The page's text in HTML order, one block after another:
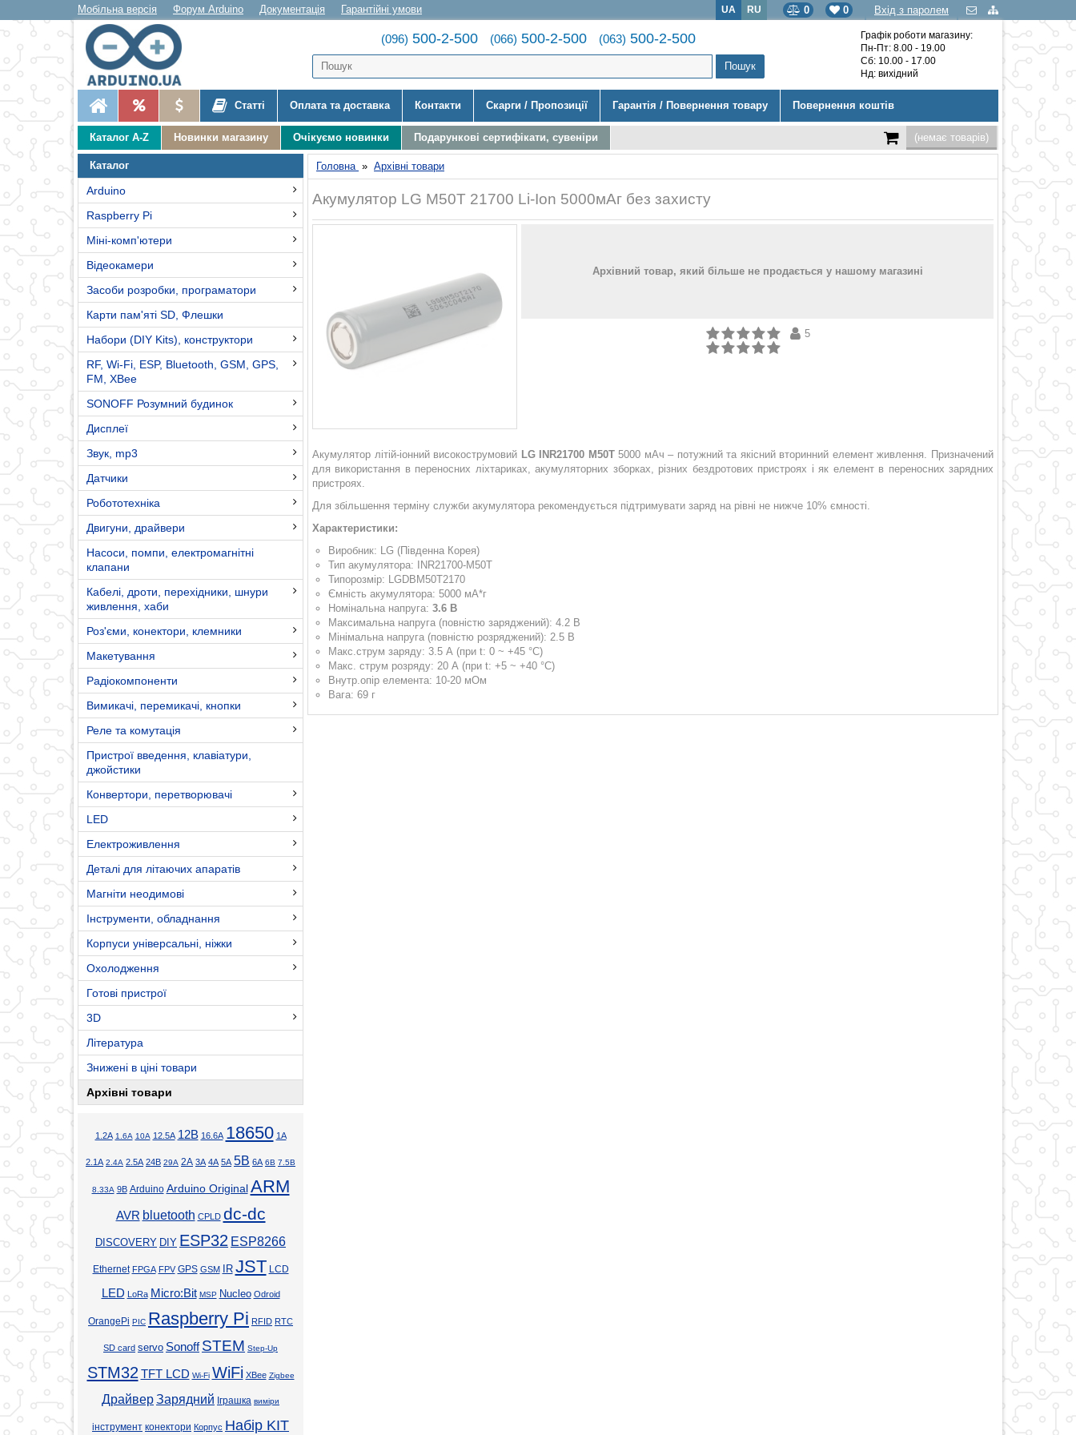
Мобільна версія Форум Arduino Документація Гарантійні умови Вхід з паролем
0
0
UA RU
(096) 500-2-500 (066) 500-2-500 (063) 500-2-500
Графік роботи магазину:
Пн-Пт: 8.00 - 19.00
Сб: 10.00 - 17.00
Нд: вихідний
Статті Оплата та доставка Контакти Скарги / Пропозиції Гарантія / Повернення товару Повернення коштів
Каталог A-Z Новинки магазину Очікуємо новинки Подарункові сертифікати, сувеніри (немає товарів)
Каталог
Arduino
Raspberry Pi
Міні-комп'ютери
Відеокамери
Засоби розробки, програматори
Карти пам'яті SD, Флешки
Набори (DIY Kits), конструктори
RF, Wi-Fi, ESP, Bluetooth, GSM, GPS,
FM, XBee
SONOFF Розумний будинок
Дисплеї
Звук, mp3
Датчики
Робототехніка
Двигуни, драйвери
Насоси, помпи, електромагнітні
клапани
Кабелі, дроти, перехідники, шнури
живлення, хаби
Роз'єми, конектори, клемники
Макетування
Радіокомпоненти
Вимикачі, перемикачі, кнопки
Реле та комутація
Пристрої введення, клавіатури,
джойстики
Конвертори, перетворювачі
LED
Електроживлення
Деталі для літаючих апаратів
Магніти неодимові
Інструменти, обладнання
Корпуси універсальні, ніжки
Охолодження
Готові пристрої
3D
Література
Знижені в ціні товари
Архівні товари
1.2А 1.6А 10А 12.5А 12В 16.6А 18650 1А
2.1А 2.4А 2.5А 24В 29А 2А 3А 4А 5А 5В 6А 6В 7.5В
8.33А 9В Arduino Arduino Original ARM
AVR bluetooth CPLD dc-dc
DISCOVERY DIY ESP32 ESP8266
Ethernet FPGA FPV GPS GSM IR JST LCD
LED LoRa Micro:Bit MSP Nucleo Odroid
OrangePi PIC Raspberry Pi RFID RTC
SD card servo Sonoff STEM Step-Up
STM32 TFT LCD Wi-Fi WiFi XBee Zigbee
ДрайверЗарядний Іграшка виміри
інструмент конектори Корпус Набір KIT
Головна » Архівні товари
Акумулятор LG M50T 21700 Li-Ion 5000мАг без захисту
Архівний товар, який більше не продається у нашому магазині
5
Акумулятор літій-іонний високострумовий LG INR21700 M50T5000 мАч – потужний та якісний вторинний елемент живлення. Призначений
для використання в переносних ліхтариках, акумуляторних зборках, різних бездротових пристроях і як елемент в переносних зарядних
пристроях.
Для збільшення терміну служби акумулятора рекомендується підтримувати заряд на рівні не нижче 10% ємності.
Характеристики:
Виробник: LG (Південна Корея)
Тип акумулятора: INR21700-M50T
Типорозмір: LGDBM50T2170
Ємність акумулятора: 5000 мА*г
Номінальна напруга: 3.6 В
Максимальна напруга (повністю заряджений): 4.2 B
Мінімальна напруга (повністю розряджений): 2.5 В
Макс.струм заряду: 3.5 А (при t: 0 ~ +45 °С)
Макс. струм розряду: 20 А (при t: +5 ~ +40 °С)
Внутр.опір елемента: 10-20 мОм
Вага: 69 г